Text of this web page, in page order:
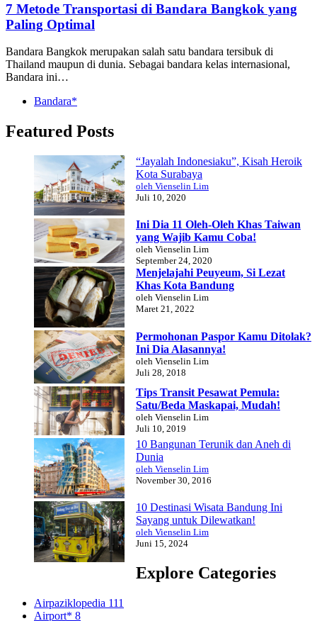
7 Metode Transportasi di Bandara Bangkok yang
Paling Optimal
Bandara Bangkok merupakan salah satu bandara tersibuk di
Thailand maupun di dunia. Sebagai bandara kelas internasional,
Bandara ini…
Bandara*
Featured Posts
“Jayalah Indonesiaku”, Kisah Heroik
Kota Surabaya
oleh Vienselin Lim
Juli 10, 2020
Ini Dia 11 Oleh-Oleh Khas Taiwan
yang Wajib Kamu Coba!
oleh Vienselin Lim
September 24, 2020
Menjelajahi Peuyeum, Si Lezat
Khas Kota Bandung
oleh Vienselin Lim
Maret 21, 2022
Permohonan Paspor Kamu Ditolak?
Ini Dia Alasannya!
oleh Vienselin Lim
Juli 28, 2018
Tips Transit Pesawat Pemula:
Satu/Beda Maskapai, Mudah!
oleh Vienselin Lim
Juli 10, 2019
10 Bangunan Terunik dan Aneh di
Dunia
oleh Vienselin Lim
November 30, 2016
10 Destinasi Wisata Bandung Ini
Sayang untuk Dilewatkan!
oleh Vienselin Lim
Juni 15, 2024
Explore Categories
Airpaziklopedia 111
Airport* 8